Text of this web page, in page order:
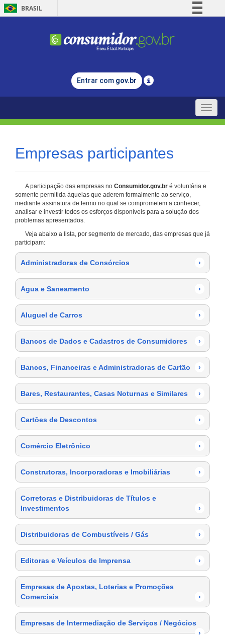
BRASIL
Comunica BR
Legislação
Entrar com gov.br
Toggle
Empresas participantes
A participação das empresas no Consumidor.gov.br é voluntária e
somente permitida àquelas que aderem formalmente ao serviço,
mediante assinatura de termo no qual se comprometem a conhecer,
analisar e investir todos os esforços disponíveis para a solução dos
problemas apresentados.
Veja abaixo a lista, por segmento de mercado, das empresas que já
participam:
Administradoras de Consórcios ›
Agua e Saneamento ›
Aluguel de Carros ›
Bancos de Dados e Cadastros de Consumidores ›
Bancos, Financeiras e Administradoras de Cartão ›
Bares, Restaurantes, Casas Noturnas e Similares ›
Cartões de Descontos ›
Comércio Eletrônico ›
Construtoras, Incorporadoras e Imobiliárias ›
Corretoras e Distribuidoras de Títulos e
Investimentos
›
Distribuidoras de Combustíveis / Gás ›
Editoras e Veículos de Imprensa ›
Empresas de Apostas, Loterias e Promoções
Comerciais
›
Empresas de Intermediação de Serviços / Negócios
›